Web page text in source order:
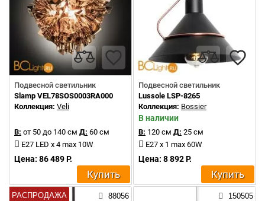
Подвесной светильник
Slamp VEL78SOS0003RA000
Коллекция: Veli
В: от 50 до 140 см Д: 60 см
E27 LED x 4 max 10W
Цена: 86 489 Р.
Купить
Подвесной светильник
Lussole LSP-8265
Коллекция: Bossier
В наличии
В: 120 см Д: 25 см
E27 x 1 max 60W
Цена: 8 892 Р.
Купить
РАСПРОДАЖА 88056 150505